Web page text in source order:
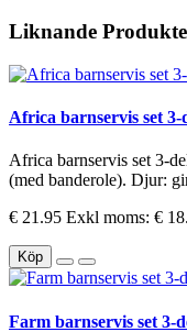
Liknande
Africa barnservis set 3-
Africa barnservis set 3-
(med banderole). Djur:
€ 21.95 Exkl moms: €
Köp
Farm barnservis set 3-